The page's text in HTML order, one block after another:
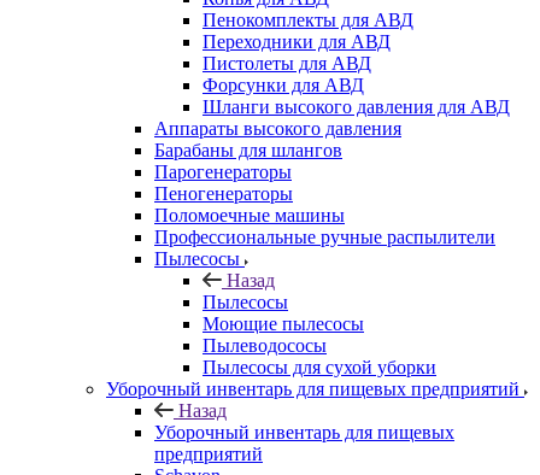
Пенокомплекты для АВД
Переходники для АВД
Пистолеты для АВД
Форсунки для АВД
Шланги высокого давления для АВД
Аппараты высокого давления
Барабаны для шлангов
Парогенераторы
Пеногенераторы
Поломоечные машины
Профессиональные ручные распылители
Пылесосы
Назад
Пылесосы
Моющие пылесосы
Пылеводососы
Пылесосы для сухой уборки
Уборочный инвентарь для пищевых предприятий
Назад
Уборочный инвентарь для пищевых
предприятий